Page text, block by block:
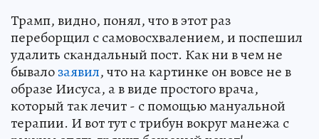
Трамп, видно, понял, что в этот раз
переборщил с самовосхвалением, и поспешил
удалить скандальный пост. Как ни в чем не
бывалозаявил, что на картинке он вовсе не в
образе Иисуса, а в виде простого врача,
который так лечит - с помощью мануальной
терапии. И вот тут с трибун вокруг манежа с